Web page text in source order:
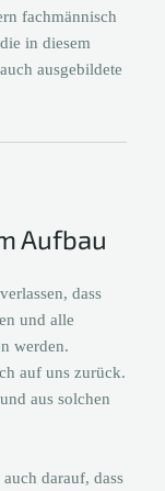
fachmännisch
in diesem
ausgebildete
Aufbau
dass
und alle
werden.
auf uns zurück.
aus solchen
darauf, dass